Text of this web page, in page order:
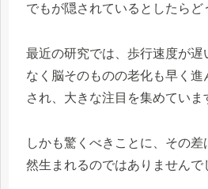
でもが隠されているとしたらど
最近の研究では、歩行速度が遅
なく脳そのものの老化も早く
され、大きな注目を集めていま
しかも驚くべきことに、その
然生まれるのではありませんで